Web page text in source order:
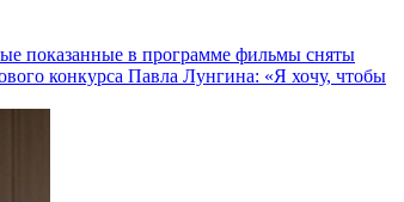
показанные в программе фильмы сняты
конкурса Павла Лунгина: «Я хочу, чтобы